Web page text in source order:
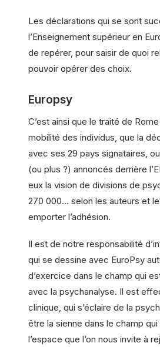
Les déclarations qui se sont
l’Enseignement supérieur en
de repérer, pour saisir de quoi
pouvoir opérer des choix.
Europsy
C’est ainsi que le traité de
mobilité des individus, que la
avec ses 29 pays signataires,
(ou plus ?) annoncés derrière
eux la vision de divisions de
270 000… selon les auteurs et
emporter l’adhésion.
Il est de notre responsabilité
qui se dessine avec EuroPsy
d’exercice dans le champ qui
avec la psychanalyse. Il est
clinique, qui s’éclaire de la
être la sienne dans le champ
l’espace que l’on nous invite à